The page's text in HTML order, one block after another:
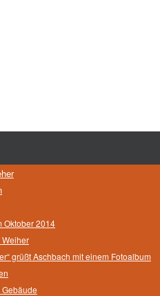
Oktober 2014
Weiher
grüßt Aschbach mit einem Fotoalbum